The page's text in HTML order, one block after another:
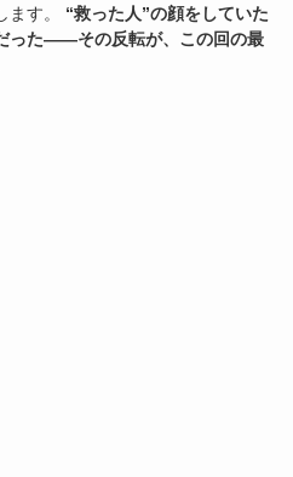
す。
“救った人”の顔をしていた
った――その反転が、この回の最